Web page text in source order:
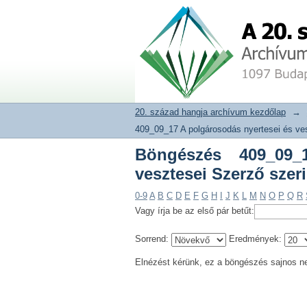
Böngészés
20. század hangja archívum
20. század hangja archívum kezdőlap →
409_09_17 A polgárosodás nyertesei és
Böngészés
vesztesei Szerző
0-9 A B C D E F G H J K L M N O P Q R
Vagy írja be az első pár betűt:
Sorrend: Eredmények:
Elnézést kérünk, ez a böngészés sajnos